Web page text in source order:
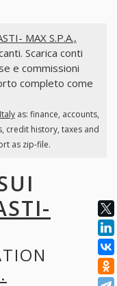
MAX S.P.A.,
Scarica conti
e commissioni
completo come
as: finance, accounts,
credit history, taxes and
as zip-file.